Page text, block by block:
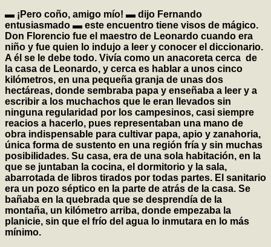
▬ ¡Pero coño, amigo mío! ▬ dijo Fernando
entusiasmado ▬ este encuentro tiene visos de mágico.
Don Florencio fue el maestro de Leonardo cuando era
niño y fue quien lo indujo a leer y conocer el diccionario.
A él se le debe todo. Vivía como un anacoreta cerca de
la casa de Leonardo, y cerca es hablar a unos cinco
kilómetros, en una pequeña granja de unas dos
hectáreas, donde sembraba papa y enseñaba a leer y a
escribir a los muchachos que le eran llevados sin
ninguna regularidad por los campesinos, casi siempre
reacios a hacerlo, pues representaban una mano de
obra indispensable para cultivar papa, apio y zanahoria,
única forma de sustento en una región fría y sin muchas
posibilidades. Su casa, era de una sola habitación, en la
que se juntaban la cocina, el dormitorio y la sala,
abarrotada de libros tirados por todas partes. El sanitario
era un pozo séptico en la parte de atrás de la casa. Se
bañaba en la quebrada que se desprendía de la
montaña, un kilómetro arriba, donde empezaba la
planicie, sin que el frío del agua lo inmutara en lo más
mínimo.